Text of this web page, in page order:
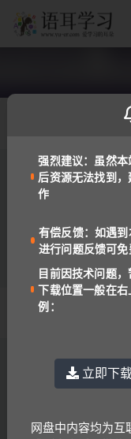
强烈建议：虽然
后资源无法找到
作
有偿反馈：如遇
进行问题反馈可
目前因技术问题
下载位置一般在
例：
立即下
网盘中内容均为互